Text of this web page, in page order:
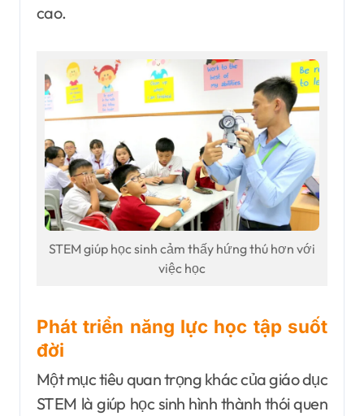
cao.
STEM giúp học sinh cảm thấy hứng thú hơn với
việc học
Phát triển năng lực học tập suốt
đời
Một mục tiêu quan trọng khác của giáo dục
STEM là giúp học sinh hình thành thói quen